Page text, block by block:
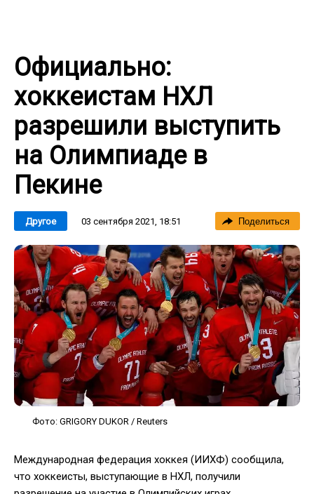
Официально:
хоккеистам НХЛ
разрешили выступить
на Олимпиаде в
Пекине
Другое 03 сентября 2021, 18:51 Поделиться
Фото: GRIGORY DUKOR / Reuters
Международная федерация хоккея (ИИХФ) сообщила,
что хоккеисты, выступающие в НХЛ, получили